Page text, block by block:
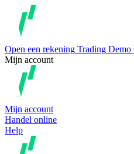
Open een rekening Trading Demo
Mijn account
Mijn account
Handel online
Help